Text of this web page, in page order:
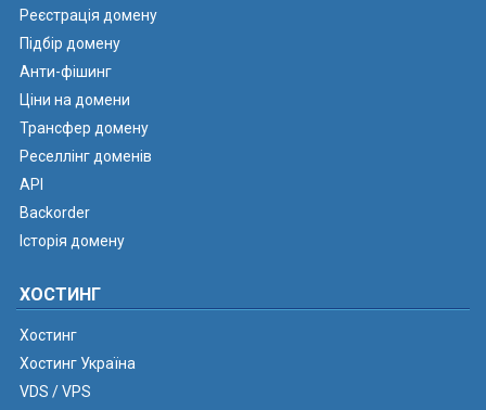
Реєстрація домену
Підбір домену
Анти-фішинг
Ціни на домени
Трансфер домену
Реселлінг доменів
API
Backorder
Історія домену
ХОСТИНГ
Хостинг
Хостинг Україна
VDS / VPS